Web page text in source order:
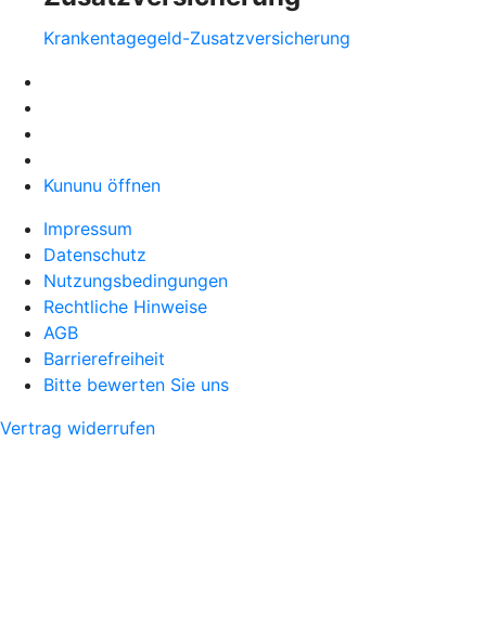
Krankentagegeld-Zusatzversicherung
Kununu öffnen
Impressum
Datenschutz
Nutzungsbedingungen
Rechtliche Hinweise
AGB
Barrierefreiheit
Bitte bewerten Sie uns
Vertrag widerrufen